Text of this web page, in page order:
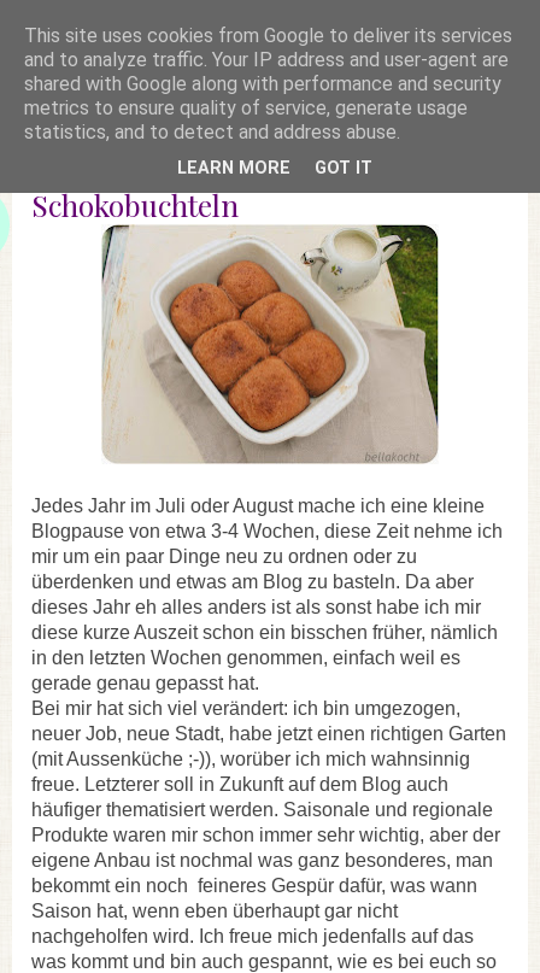
Schokobuchteln
Jedes Jahr im Juli oder August mache ich eine kleine
Blogpause von etwa 3-4 Wochen, diese Zeit nehme ich
mir um ein paar Dinge neu zu ordnen oder zu
überdenken und etwas am Blog zu basteln. Da aber
dieses Jahr eh alles anders ist als sonst habe ich mir
diese kurze Auszeit schon ein bisschen früher, nämlich
in den letzten Wochen genommen, einfach weil es
gerade genau gepasst hat.
Bei mir hat sich viel verändert: ich bin umgezogen,
neuer Job, neue Stadt, habe jetzt einen richtigen Garten
(mit Aussenküche ;-)), worüber ich mich wahnsinnig
freue. Letzterer soll in Zukunft auf dem Blog auch
häufiger thematisiert werden. Saisonale und regionale
Produkte waren mir schon immer sehr wichtig, aber der
eigene Anbau ist nochmal was ganz besonderes, man
bekommt ein noch feineres Gespür dafür, was wann
Saison hat, wenn eben überhaupt gar nicht
nachgeholfen wird. Ich freue mich jedenfalls auf das
was kommt und bin auch gespannt, wie es bei euch so
This site uses cookies from Google to deliver its services
and to analyze traffic. Your IP address and user-agent are
shared with Google along with performance and security
metrics to ensure quality of service, generate usage
statistics, and to detect and address abuse.
LEARN MORE GOT IT